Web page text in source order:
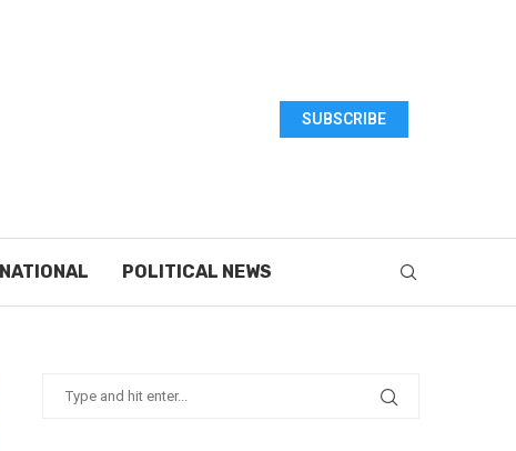
SUBSCRIBE
NATIONAL POLITICAL NEWS